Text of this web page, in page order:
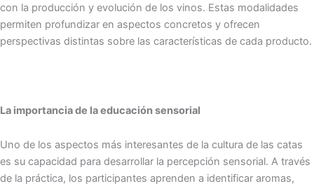
con la producción y evolución de los vinos. Estas modalidades
permiten profundizar en aspectos concretos y ofrecen
perspectivas distintas sobre las características de cada producto.
La importancia de la educación sensorial
Uno de los aspectos más interesantes de la cultura de las catas
es su capacidad para desarrollar la percepción sensorial. A través
de la práctica, los participantes aprenden a identificar aromas,